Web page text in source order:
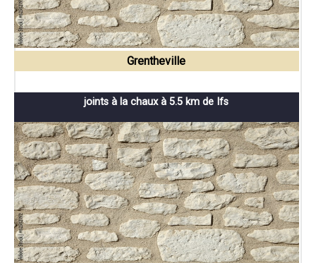
Grentheville
joints à la chaux à 5.5 km de Ifs